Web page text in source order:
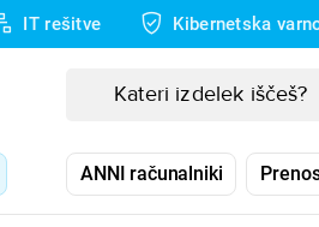
IT rešitve Kibernetska
ANNI računalniki